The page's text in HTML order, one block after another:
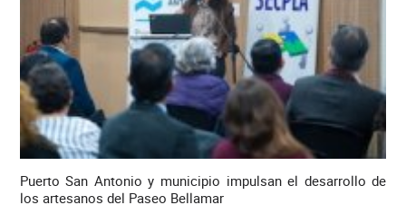
Puerto San Antonio y municipio impulsan el desarrollo de
los artesanos del Paseo Bellamar